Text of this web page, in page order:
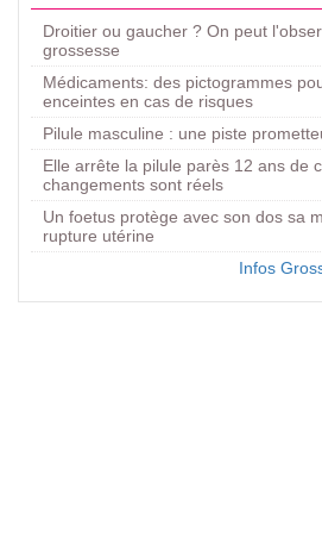
Droitier ou gaucher ? On peut
grossesse
Médicaments: des pictogrammes
enceintes en cas de risques
Pilule masculine : une piste
Elle arrête la pilule parès 12 ans de
changements sont réels
Un foetus protège avec son dos sa
rupture utérine
Infos